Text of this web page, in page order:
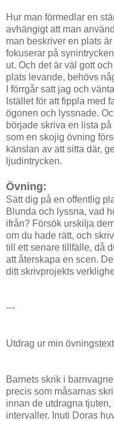
Hur man förmedlar en
avhängigt att man
man beskriver en plats
fokuserar på
ut. Och det är väl gott
plats levande, behövs
I förrgår satt jag och
Istället för att fippla med
ögonen och lyssnade.
började skriva en lista
som en skojig övning
känslan av att sitta där,
ljudintrycken.
Övning:
Sätt dig på en offentlig
Blunda och lyssna, vad
ifrån? Försök urskilja
om du hade rätt, och
till ett senare tillfälle, då
att återskapa en scen.
ditt skrivprojekts
---
Utdrag ur min
Barnets skrik i
precis som måsarnas
innan de utdragna
intervaller. Inuti Doras